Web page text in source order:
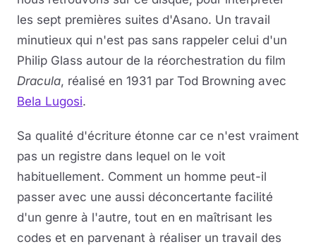
les sept premières suites d'Asano. Un travail
minutieux qui n'est pas sans rappeler celui d'un
Philip Glass autour de la réorchestration du film
Dracula, réalisé en 1931 par Tod Browning avec
Bela Lugosi.
Sa qualité d'écriture étonne car ce n'est vraiment
pas un registre dans lequel on le voit
habituellement. Comment un homme peut-il
passer avec une aussi déconcertante facilité
d'un genre à l'autre, tout en en maîtrisant les
codes et en parvenant à réaliser un travail des